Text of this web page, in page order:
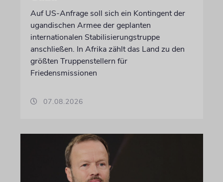
Auf US-Anfrage soll sich ein Kontingent der
ugandischen Armee der geplanten
internationalen Stabilisierungstruppe
anschließen. In Afrika zählt das Land zu den
größten Truppenstellern für
Friedensmissionen
07.08.2026